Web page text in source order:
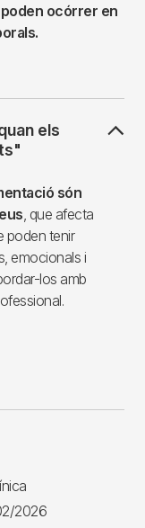
poden ocórrer en
els
són
, que afecta
poden tenir
emocionals i
los amb
2026